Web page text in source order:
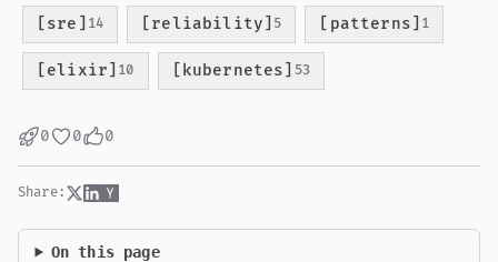
[sre] 14 [reliability] 5 [patterns] 1
[elixir] 10 [kubernetes] 53
0 0 0
Share:
On this page